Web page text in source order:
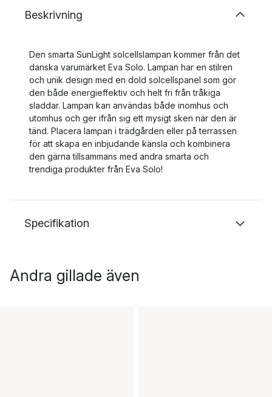
Beskrivning
Den smarta SunLight solcellslampan kommer från det
danska varumärket Eva Solo. Lampan har en stilren
och unik design med en dold solcellspanel som gör
den både energieffektiv och helt fri från tråkiga
sladdar. Lampan kan användas både inomhus och
utomhus och ger ifrån sig ett mysigt sken när den är
tänd. Placera lampan i trädgården eller på terrassen
för att skapa en inbjudande känsla och kombinera
den gärna tillsammans med andra smarta och
trendiga produkter från Eva Solo!
Specifikation
Andra gillade även